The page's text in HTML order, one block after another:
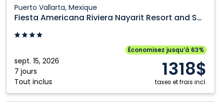
Puerto Vallarta, Mexique
Fiesta Americana Riviera Nayarit Resort and Spa
sept. 15, 2026
7 jours
Tout inclus
Économisez jusqu’à 63%
1318$
taxes et frais incl.
Americana
Riviera
Nayarit
and
Spa:
Puerto
Vallarta,